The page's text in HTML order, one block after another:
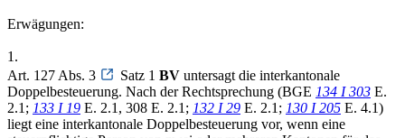
Erwägungen:
1.
Art. 127 Abs. 3
Satz 1 BV untersagt die interkantonale
Doppelbesteuerung. Nach der Rechtsprechung (BGE 134 I 303 E.
2.1; 133 I 19 E. 2.1, 308 E. 2.1; 132 I 29 E. 2.1; 130 I 205 E. 4.1)
liegt eine interkantonale Doppelbesteuerung vor, wenn eine